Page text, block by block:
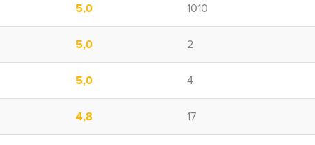
5,0 1010
5,0 2
5,0 4
4,8 17